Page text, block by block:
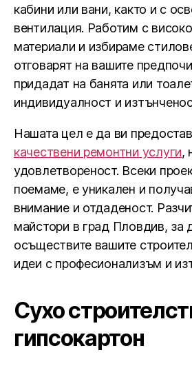
кабини или вани, както и с
вентилация. Работим с
материали и избираме
отговарят на вашите
придадат на банята или
индивидуалност и
Нашата цел е да ви
качествени ремонтни услуги,
удовлетвореност. Всеки
поемаме, е уникален и
внимание и отдаденост.
майстори в град Пловдив, за
осъществите вашите
идеи с професионализъм и
Сухо
гипсокартон